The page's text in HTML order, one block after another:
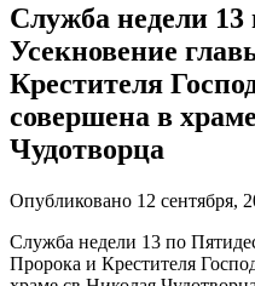
Служба недели
Усекновение
Крестителя
совершена в
Чудотворца
Опубликовано 12 сентября,
Служба недели 13 по
Пророка и Крестителя